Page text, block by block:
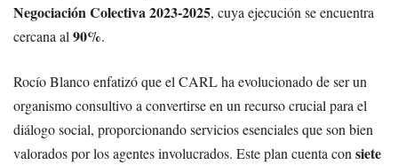
Negociación Colectiva 2023-2025, cuya ejecución se encuentra
cercana al 90%.
Rocío Blanco enfatizó que el CARL ha evolucionado de ser un
organismo consultivo a convertirse en un recurso crucial para el
diálogo social, proporcionando servicios esenciales que son bien
valorados por los agentes involucrados. Este plan cuenta con siete